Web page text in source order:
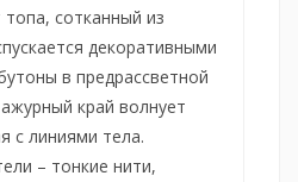
сотканный из
декоративными
в предрассветной
край волнует
с линиями тела.
– тонкие нити,